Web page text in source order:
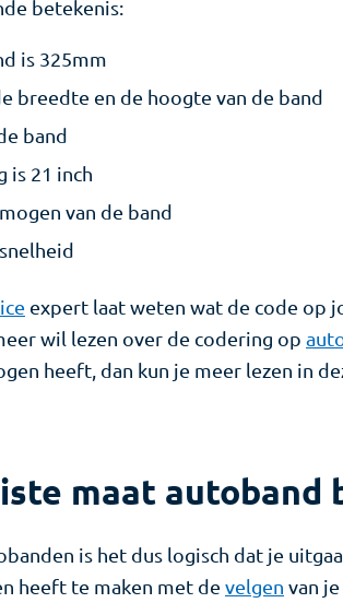
betekenis:
is 325mm
breedte en de hoogte van de band
band
is 21 inch
van de band
expert laat weten wat de code op
wil lezen over de codering op
heeft, dan kun je meer lezen in
maat autoband
is het dus logisch dat je
heeft te maken met de velgen van